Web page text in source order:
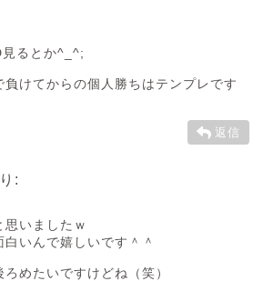
るとか^_^;
負けてからの個人勝ちはテンプレです
返信
:
思いましたｗ
いんで嬉しいです＾＾
めたいですけどね（笑）